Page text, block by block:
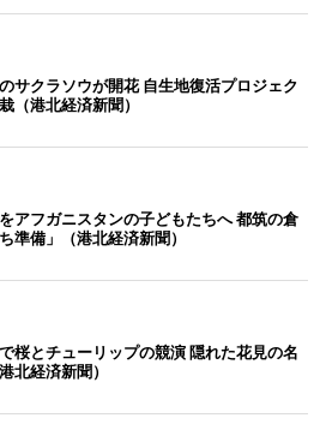
サクラソウが開花 自生地復活プロジェク
（港北経済新聞）
アフガニスタンの子どもたちへ 都筑の倉
準備」（港北経済新聞）
桜とチューリップの競演 隠れた花見の名
北経済新聞）